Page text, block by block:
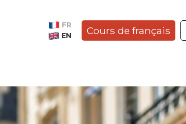
FR
EN
Cours de français